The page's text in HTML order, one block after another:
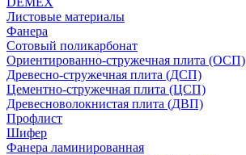
Листовые материалы
Фанера
Сотовый поликарбонат
Ориентированно-стружечная плита (ОСП)
Древесно-стружечная плита (ДСП)
Цементно-стружечная плита (ЦСП)
Древесноволокнистая плита (ДВП)
Профлист
Шифер
Фанера ламинированная